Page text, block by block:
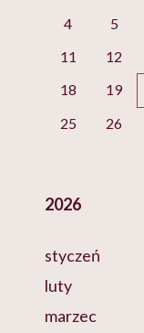
4
5
11
12
18
19
25
26
2026
styczeń
luty
marzec